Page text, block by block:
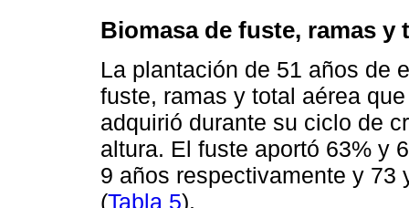
Biomasa de fuste, ramas y
La plantación de 51 años de
fuste, ramas y total aérea
adquirió durante su ciclo de
altura. El fuste aportó 63% y
9 años respectivamente y 73
(Tabla 5).